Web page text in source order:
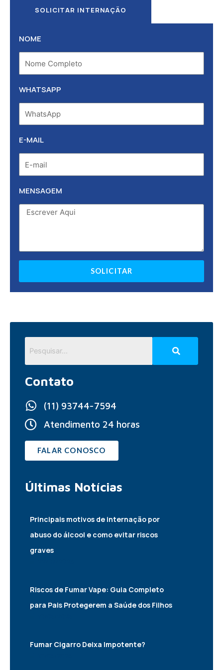
SOLICITAR INTERNAÇÃO
NOME
WHATSAPP
E-MAIL
MENSAGEM
SOLICITAR
Contato
(11) 93744-7594
Atendimento 24 horas
FALAR CONOSCO
Últimas Notícias
Principais motivos de internação por
abuso do álcool e como evitar riscos
graves
Riscos de Fumar Vape: Guia Completo
para Pais Protegerem a Saúde dos Filhos
Fumar Cigarro Deixa Impotente?